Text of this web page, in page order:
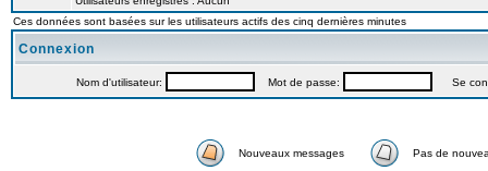
Ces données sont basées sur les utilisateurs actifs des cinq dernières minutes
Connexion
Nom d'utilisateur: Mot de passe: Se
Nouveaux messages Pas de